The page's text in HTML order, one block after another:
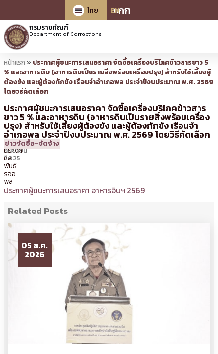
กกก
ไทย
EN
กรมราชทัณฑ์
Department of Corrections
หน้าแรก » ประกาศผู้ชนะการเสนอราคา จัดซื้อเครื่องบริโภคข้าวสารขาว 5
% และอาหารดิบ (อาหารดิบเป็นรายสิ่งพร้อมเครื่องปรุง) สำหรับใช้เลี้ยงผู้
ต้องขัง และผู้ต้องกักขัง เรือนจำอำเภอพล ประจำปีงบประมาณ พ.ศ. 2569
โดยวิธีคัดเลือก
ประกาศผู้ชนะการเสนอราคา จัดซื้อเครื่องบริโภคข้าวสาร
ขาว 5 % และอาหารดิบ (อาหารดิบเป็นรายสิ่งพร้อมเครื่อง
ปรุง) สำหรับใช้เลี้ยงผู้ต้องขัง และผู้ต้องกักขัง เรือนจำ
อำเภอพล ประจำปีงบประมาณ พ.ศ. 2569 โดยวิธีคัดเลือก
24
กันยายน
2025
08:53 น.
โดย
สรง
ปรางค์
ศีล
พันธ์
รจอ
พล
ข่าวจัดซื้อ-จัดจ้าง
ประกาศผู้ชนะการเสนอราคา อาหารอิบฯ 2569
Related Posts
05 ส.ค.
2026